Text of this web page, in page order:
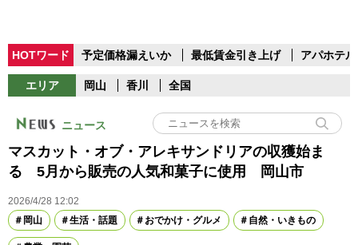
HOTワード 予定価格漏えいか 最低賃金引き上げ アパホテル
エリア 岡山 香川 全国
ニュース
マスカット・オブ・アレキサンドリアの収獲始ま
る 5月から販売の人気和菓子に使用 岡山市
2026/4/28 12:02
岡山
生活・話題 おでかけ・グルメ 自然・いきもの